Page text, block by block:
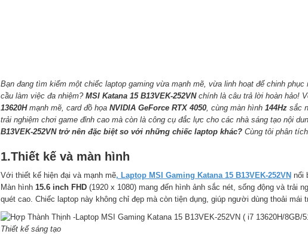
Bạn đang tìm kiếm một chiếc laptop gaming vừa mạnh mẽ, vừa linh hoạt để chinh
cầu làm việc đa nhiệm? MSI Katana 15 B13VEK-252VN chính là câu trả lời hoàn hảo!
13620Hmạnh mẽ, card đồ họa NVIDIA GeForce RTX 4050, cùng màn hình 144Hzsắc
trải nghiệm chơi game đỉnh cao mà còn là công cụ đắc lực cho các nhà sáng tạo nội
B13VEK-252VN trở nên đặc biệt so với những chiếc laptop khác?Cùng tôi phân
1.Thiết kế và màn hình
Với thiết kế hiện đại và mạnh mẽ, Laptop MSI Gaming Katana 15 B13VEK-252VN nổi
Màn hình 15.6 inch FHD(1920 x 1080) mang đến hình ảnh sắc nét, sống động và trải
quét cao. Chiếc laptop này không chỉ đẹp mà còn tiện dụng, giúp người dùng thoải mái
Thiết kế sáng tạo